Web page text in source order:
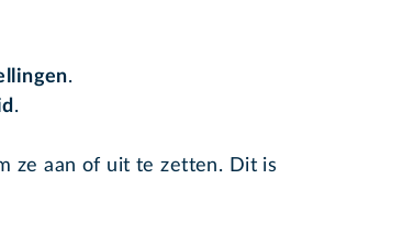
.
.
ze aan of uit te zetten. Dit is